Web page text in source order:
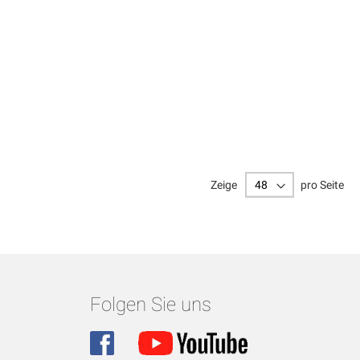
Zeige pro Seite
Folgen Sie uns